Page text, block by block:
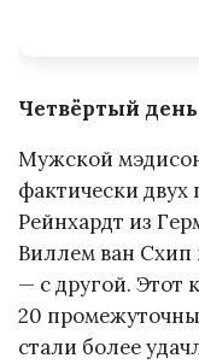
Четвёртый день
Мужской
фактически
Рейнхардт из
Виллем ван Схип
— с другой. Этот
20
стали более